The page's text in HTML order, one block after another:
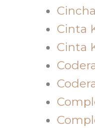
Cincha
Cinta
Cinta